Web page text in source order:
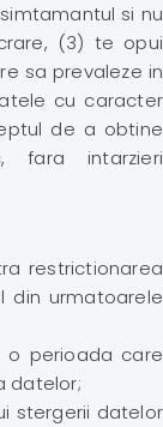
si nu
(3) te opui
sa prevaleze in
cu caracter
de a obtine
fara intarzieri
restrictionarea
din urmatoarele
perioada care
datelor;
stergerii datelor